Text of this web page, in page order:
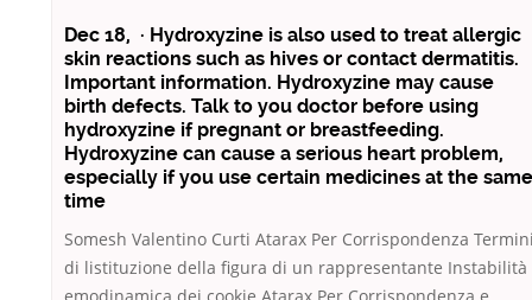
Dec 18, · Hydroxyzine is also used to treat allergic
skin reactions such as hives or contact dermatitis.
Important information. Hydroxyzine may cause
birth defects. Talk to you doctor before using
hydroxyzine if pregnant or breastfeeding.
Hydroxyzine can cause a serious heart problem,
especially if you use certain medicines at the same
time
Somesh Valentino Curti Atarax Per Corrispondenza
di listituzione della figura di un rappresentante Instabilità